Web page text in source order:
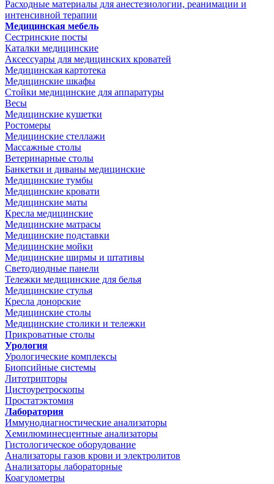
Расходные материалы для анестезиологии, реанимации и
интенсивной терапии
Медицинская мебель
Сестринские посты
Каталки медицинские
Аксессуары для медицинских кроватей
Медицинская картотека
Медицинские шкафы
Стойки медицинские для аппаратуры
Весы
Медицинские кушетки
Ростомеры
Медицинские стеллажи
Массажные столы
Ветеринарные столы
Банкетки и диваны медицинские
Медицинские тумбы
Медицинские кровати
Медицинские маты
Кресла медицинские
Медицинские матрасы
Медицинские подставки
Медицинские мойки
Медицинские ширмы и штативы
Светодиодные панели
Тележки медицинские для белья
Медицинские стулья
Кресла донорские
Медицинские столы
Медицинские столики и тележки
Прикроватные столы
Урология
Урологические комплексы
Биопсийные системы
Литотрипторы
Цистоуретроскопы
Простатэктомия
Лаборатория
Иммунодиагностические анализаторы
Хемилюминесцентные анализаторы
Гистологическое оборудование
Анализаторы газов крови и электролитов
Анализаторы лабораторные
Коагулометры